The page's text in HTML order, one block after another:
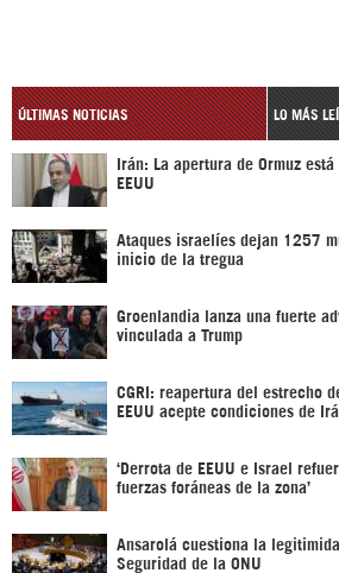
ÚLTIMAS NOTICIAS LO MÁS
Irán: La apertura de Ormuz
EEUU
Ataques israelíes dejan 1257
inicio de la tregua
Groenlandia lanza una fuerte
vinculada a Trump
CGRI: reapertura del estrecho
EEUU acepte condiciones de
‘Derrota de EEUU e Israel
fuerzas foráneas de la zona’
Ansarolá cuestiona la
Seguridad de la ONU